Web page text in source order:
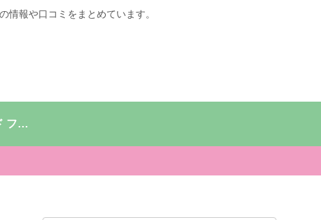
報や口コミをまとめています。
ナイアシンアミド ファンデーション